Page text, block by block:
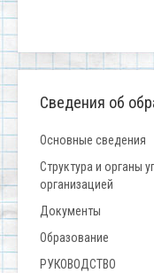
Сведения об
Основные сведения
Структура и органы
организацией
Документы
Образование
РУКОВОДСТВО